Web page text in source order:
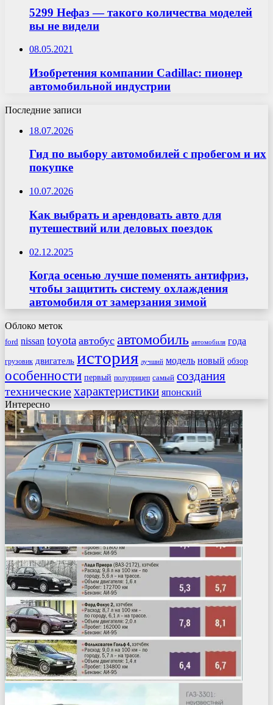
5299 Нефаз — такого количества моделей
вы не видели
08.05.2021
Изобретения компании Cadillac: пионер
автомобильной индустрии
Последние записи
18.07.2026
Гид по выбору автомобилей с пробегом и их
покупке
10.07.2026
Как выбрать и арендовать авто для
путешествий или деловых поездок
02.12.2025
Когда осенью лучше поменять антифриз,
чтобы защитить систему охлаждения
автомобиля от замерзания зимой
Облоко меток
ford nissan toyota автобус автомобиль автомобиля года
грузовик двигатель история лучший модель новый обзор
особенности первый полуприцеп самый создания
техническиехарактеристики японский
Интересно